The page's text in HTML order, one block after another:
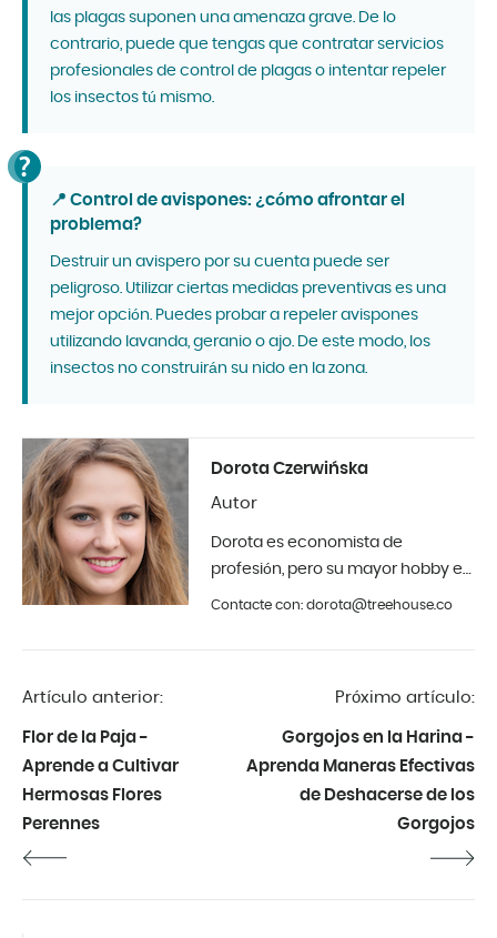
las plagas suponen una amenaza grave. De lo
contrario, puede que tengas que contratar servicios
profesionales de control de plagas o intentar repeler
los insectos tú mismo.
📍 Control de avispones: ¿cómo afrontar el
problema?
Destruir un avispero por su cuenta puede ser
peligroso. Utilizar ciertas medidas preventivas es una
mejor opción. Puedes probar a repeler avispones
utilizando lavanda, geranio o ajo. De este modo, los
insectos no construirán su nido en la zona.
Dorota Czerwińska
Autor
Dorota es economista de
profesión, pero su mayor hobby es
la fotografía y el diseño de
principios de 2019.
Contacte con: dorota@treehouse.co
Artículo anterior:
Flor de la Paja -
Aprende a Cultivar
Hermosas Flores
Perennes
Próximo artículo:
Gorgojos en la Harina -
Aprenda Maneras Efectivas
de Deshacerse de los
Gorgojos